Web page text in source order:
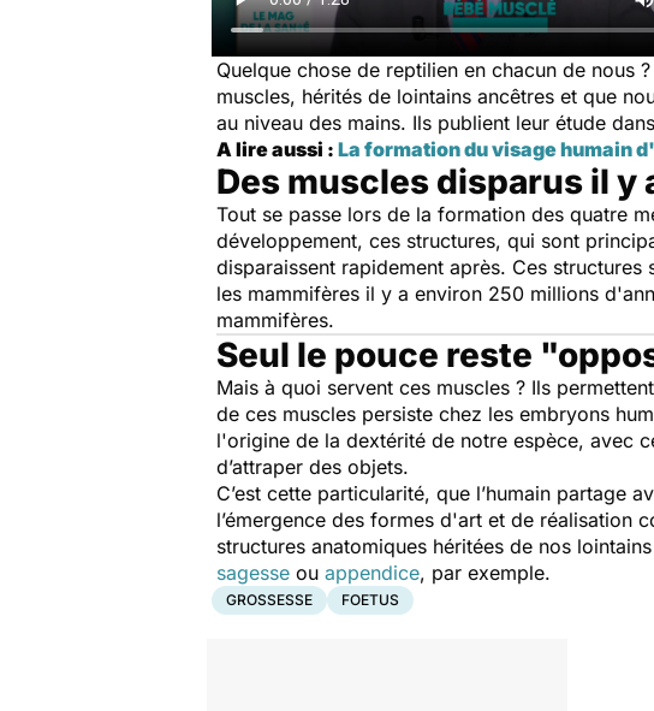
Quelque chose de reptilien en chacun de nous
muscles, hérités de lointains ancêtres et que
au niveau des mains. Ils publient leur étude
A lire aussi : La formation du visage humain
Des muscles disparus il y
Tout se passe lors de la formation des quatre
développement, ces structures, qui sont
disparaissent rapidement après. Ces
les mammifères il y a environ 250 millions
mammifères.
Seul le pouce reste
Mais à quoi servent ces muscles ? Ils
de ces muscles persiste chez les embryons
l'origine de la dextérité de notre espèce, avec
d’attraper des objets.
C’est cette particularité, que l’humain partage
l’émergence des formes d'art et de réalisation
structures anatomiques héritées de nos
sagesse ou appendice, par exemple.
GROSSESSE FOETUS